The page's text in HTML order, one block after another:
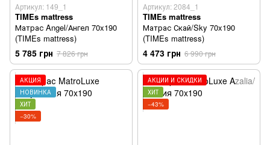
Артикул: 149_1
TIMEs mattress
Матрас Angel/Ангел 70x190
(TIMEs mattress)
5 785 грн 7 826 грн
Артикул: 2084_1
TIMEs mattress
Матрас Скай/Sky 70x190
(TIMEs mattress)
4 473 грн 6 990 грн
АКЦИЯ
НОВИНКА
ХИТ
−30%
АКЦИИ И СКИДКИ
ХИТ
−43%